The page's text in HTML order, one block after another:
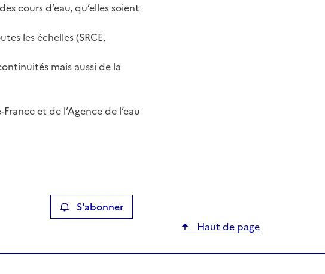
cours d’eau, qu’elles soient
les échelles (SRCE,
mais aussi de la
et de l’Agence de l’eau
presse-papier S'abonner
Haut de page